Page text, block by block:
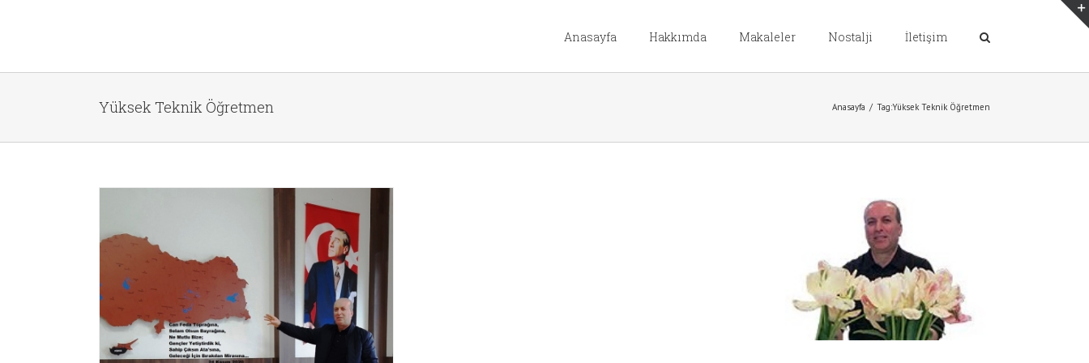
Anasayfa Hakkımda Makaleler Nostalji İletişim
Yüksek Teknik Öğretmen Anasayfa / Tag:Yüksek Teknik Öğretmen